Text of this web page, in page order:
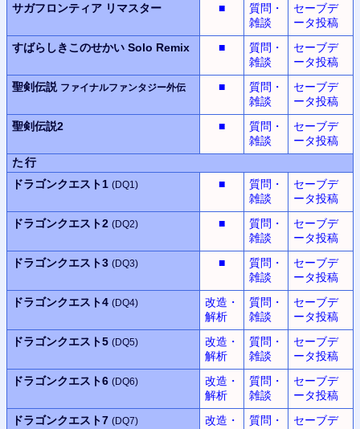
サガフロンティア リマスター ■
質問・
雑談
セーブデ
ータ投稿
すばらしきこのせかい Solo Remix ■
質問・
雑談
セーブデ
ータ投稿
聖剣伝説 ファイナルファンタジー外伝 ■
質問・
雑談
セーブデ
ータ投稿
聖剣伝説2
■
質問・
雑談
セーブデ
ータ投稿
た行
ドラゴンクエスト1 (DQ1) ■
質問・
雑談
セーブデ
ータ投稿
ドラゴンクエスト2 (DQ2) ■
質問・
雑談
セーブデ
ータ投稿
ドラゴンクエスト3 (DQ3) ■
質問・
雑談
セーブデ
ータ投稿
ドラゴンクエスト4 (DQ4)
改造・
解析
質問・
雑談
セーブデ
ータ投稿
ドラゴンクエスト5 (DQ5)
改造・
解析
質問・
雑談
セーブデ
ータ投稿
ドラゴンクエスト6 (DQ6)
改造・
解析
質問・
雑談
セーブデ
ータ投稿
ドラゴンクエスト7 (DQ7)
改造・
質問・
セーブデ